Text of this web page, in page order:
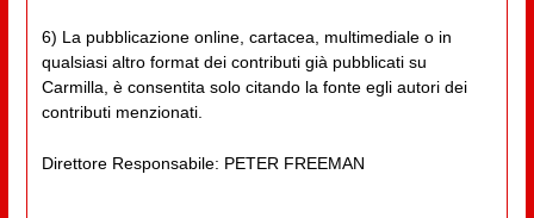
6) La pubblicazione online, cartacea, multimediale o in
qualsiasi altro format dei contributi già pubblicati su
Carmilla, è consentita solo citando la fonte egli autori dei
contributi menzionati.
Direttore Responsabile: PETER FREEMAN